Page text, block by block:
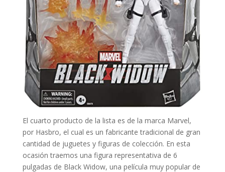
El cuarto producto de la lista es de la marca Marvel,
por Hasbro, el cual es un fabricante tradicional de gran
cantidad de juguetes y figuras de colección. En esta
ocasión traemos una figura representativa de 6
pulgadas de Black Widow, una película muy popular de